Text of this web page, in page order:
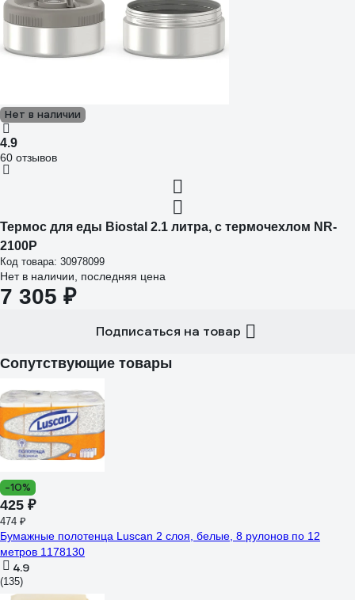
Нет в наличии
4.9
60 отзывов
Термос для еды Biostal 2.1 литра, с термочехлом NR-
2100P
Код товара: 30978099
Нет в наличии, последняя цена
7 305 ₽
Подписаться на товар
Сопутствующие товары
-10%
425 ₽
474 ₽
Бумажные полотенца Luscan 2 слоя, белые, 8 рулонов по 12
метров 1178130
4.9
(135)